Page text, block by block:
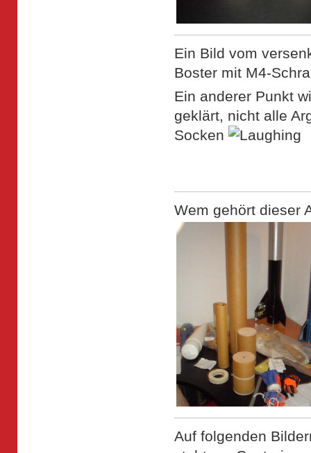
Ein Bild vom
Boster mit M4-
Ein anderer Punkt
geklärt, nicht alle
Socken
Wem gehört dieser
Auf folgenden